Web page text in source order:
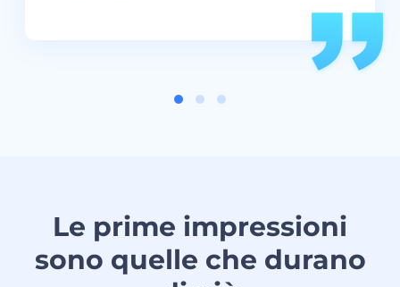
Le prime impressioni
sono quelle che durano